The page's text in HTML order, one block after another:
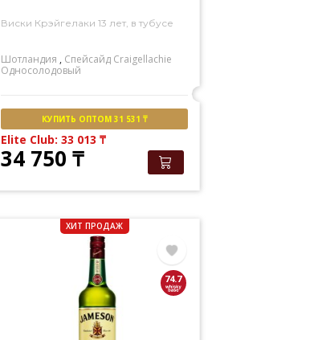
Виски Крэйгелаки 13 лет, в тубусе
Шотландия , Спейсайд Craigellachie
Односолодовый
КУПИТЬ ОПТОМ 31 531 ₸
Elite Club: 33 013₸
34 750₸
ХИТ ПРОДАЖ
74.7